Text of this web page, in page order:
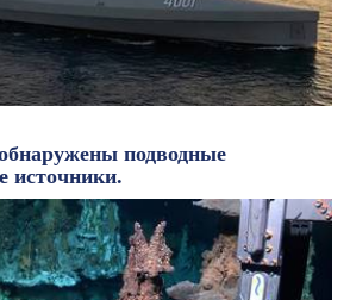
подводные
источники.